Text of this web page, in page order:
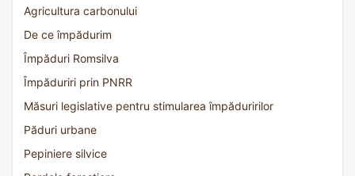
Agricultura carbonului
De ce împădurim
Împăduri Romsilva
Împăduriri prin PNRR
Măsuri legislative pentru stimularea împăduririlor
Păduri urbane
Pepiniere silvice